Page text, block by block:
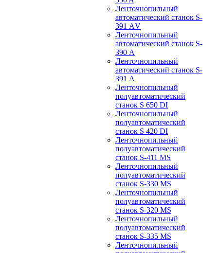
Ленточнопильный
автоматический станок S-
391 АV
Ленточнопильный
автоматический станок S-
390 А
Ленточнопильный
автоматический станок S-
391 А
Ленточнопильный
полуавтоматический
станок S 650 DI
Ленточнопильный
полуавтоматический
станок S 420 DI
Ленточнопильный
полуавтоматический
станок S-411 MS
Ленточнопильный
полуавтоматический
станок S-330 MS
Ленточнопильный
полуавтоматический
станок S-320 MS
Ленточнопильный
полуавтоматический
станок S-335 MS
Ленточнопильный